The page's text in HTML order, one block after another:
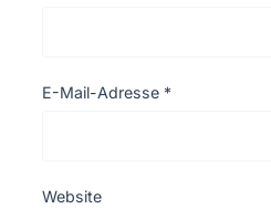
E-Mail-Adresse *
Website